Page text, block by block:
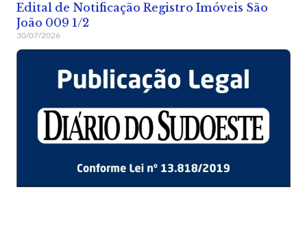
Edital de Notificação Registro Imóveis São
João 009 1/2
30/07/2026